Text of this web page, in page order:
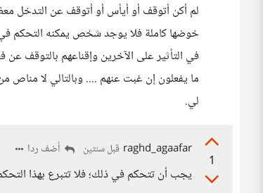
لم أكن أتوقف أو أيأس أو أتوقف عن التدخل
خوضها كاملة فلا يوجد شخص يمكنه التحكم
في التأثير على الآخرين وإقناعهم بالتوقف
ما يفعلون إن غبت عنهم .... وبالتالي لا
لي.
1
raghd_agaafar قبل سنتين أضف ردا
يجب أن تتحكم في ذلك؛ فلا تتبرع بهذا